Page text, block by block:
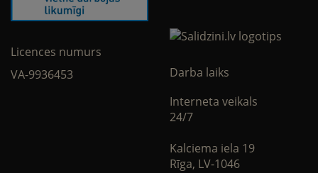
Licences numurs
VA-9936453
Darba laiks
Interneta veikals
24/7
Kalciema iela 19
Rīga, LV-1046